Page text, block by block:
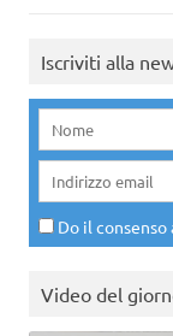
Iscriviti alla
Do il
Video del